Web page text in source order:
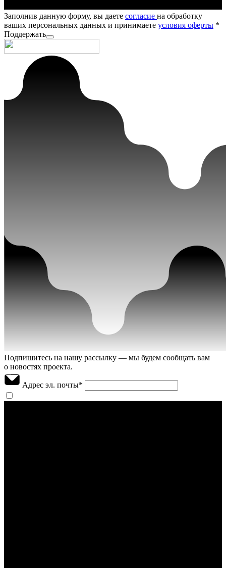
Заполнив данную форму, вы даете согласие на обработку
ваших персональных данных и принимаете условия оферты *
Поддержать
Подпишитесь на нашу рассылку — мы будем сообщать вам
о новостях проекта.
Адрес эл. почты*